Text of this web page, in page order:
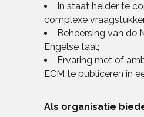
In staat helder te
complexe
Beheersing van de
Engelse taal;
Ervaring met of
ECM te publiceren in
Als organisatie